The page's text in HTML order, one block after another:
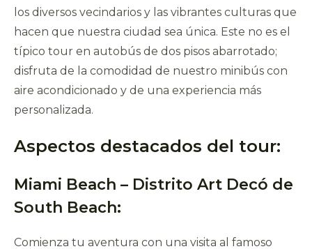
los diversos vecindarios y las vibrantes culturas que
hacen que nuestra ciudad sea única. Este no es el
típico tour en autobús de dos pisos abarrotado;
disfruta de la comodidad de nuestro minibús con
aire acondicionado y de una experiencia más
personalizada.
Aspectos destacados del tour:
Miami Beach – Distrito Art Decó de
South Beach:
Comienza tu aventura con una visita al famoso